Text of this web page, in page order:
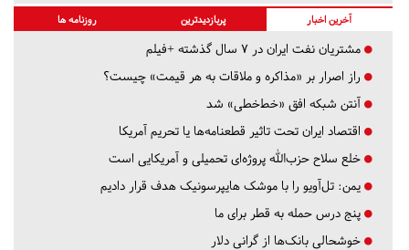
آخرین اخبار پربازدیدترین روزنامه ها
مشتریان نفت ایران در ۷ سال گذشته +فیلم
راز اصرار بر «مذاکره و ملاقات به هر قیمت» چیست؟
آنتن شبکه افق «خط‌خطی» شد
اقتصاد ایران تحت تاثیر قطعنامه‌ها یا تحریم‌ آمریکا
خلع سلاح حزب‌الله پروژه‌ای تحمیلی و آمریکایی است
یمن: تل‌آویو را با موشک هایپرسونیک هدف قرار دادیم
پنج درس‌ حمله به قطر برای ما
خوشحالی بانک‌ها از گرانی دلار